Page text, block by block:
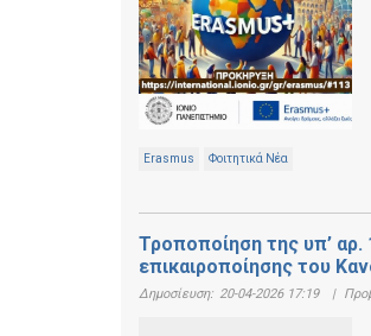
Erasmus Φοιτητικά Νέα
Τροποποίηση της υπ’ αρ.
επικαιροποίησης του
Δημοσίευση: 20-04-2026 17:19 |